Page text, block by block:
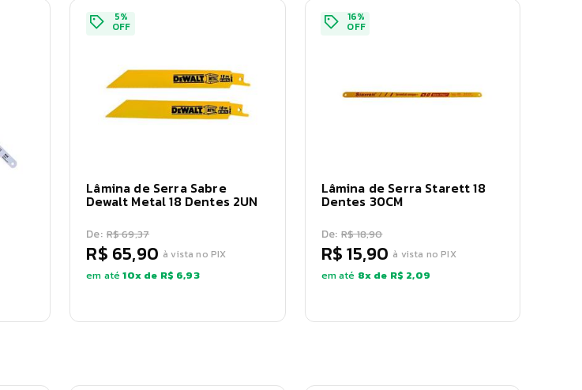
Lâmina de Serra Sabre
Dewalt Metal 18 Dentes 2UN
De: R$ 69,37
R$ 65,90 à vista no PIX
em até10x de R$ 6,93
5%
OFF
Lâmina de Serra Starett 18
Dentes 30CM
De: R$ 18,90
R$ 15,90 à vista no PIX
em até 8x de R$ 2,09
16%
OFF